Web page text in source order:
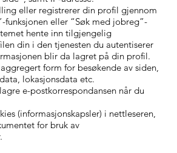
eller registrerer din profil gjennom
funksjonen eller “Søk med jobreg”-
hente inn tilgjengelig
din i den tjenesten du autentiserer
blir da lagret på din profil.
form for besøkende av siden,
lokasjonsdata etc.
e-postkorrespondansen når du
(informasjonskapsler) i nettleseren,
for bruk av